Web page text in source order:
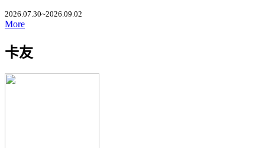
2026.07.30~2026.09.02
More
卡友